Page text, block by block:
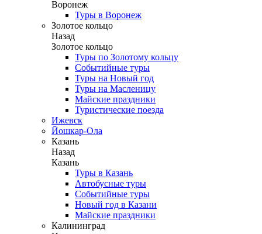
Воронеж
Туры в Воронеж
Золотое кольцо
Назад
Золотое кольцо
Туры по Золотому кольцу
Событийные туры
Туры на Новый год
Туры на Масленицу
Майские праздники
Туристические поезда
Ижевск
Йошкар-Ола
Казань
Назад
Казань
Туры в Казань
Автобусные туры
Событийные туры
Новый год в Казани
Майские праздники
Калининград